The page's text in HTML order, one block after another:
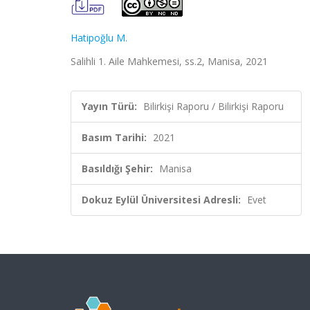
Hatipoğlu M.
Salihli 1. Aile Mahkemesi, ss.2, Manisa, 2021
Yayın Türü: Bilirkişi Raporu / Bilirkişi Raporu
Basım Tarihi: 2021
Basıldığı Şehir: Manisa
Dokuz Eylül Üniversitesi Adresli: Evet